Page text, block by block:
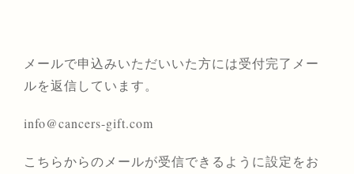
メールで申込みいただいいた方には受付完了メー
ルを返信しています。
info@cancers-gift.com
こちらからのメールが受信できるように設定をお